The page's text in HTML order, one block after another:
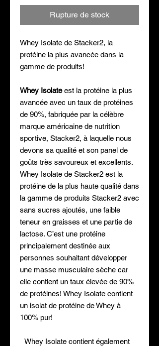
Rupture de stock
Whey Isolate de Stacker2, la
protéine la plus avancée dans la
gamme de produits!
Whey Isolateest la protéine la plus
avancée avec un taux de protéines
de 90%, fabriquée par la célèbre
marque américaine de nutrition
sportive, Stacker2, à laquelle nous
devons sa qualité et son panel de
goûts très savoureux et excellents.
Whey Isolate de Stacker2 est la
protéine de la plus haute qualité dans
la gamme de produits Stacker2 avec
sans sucres ajoutés, une faible
teneur en graisses et une partie de
lactose. C’est une protéine
principalement destinée aux
personnes souhaitant développer
une masse musculaire sèche car
elle contient un taux élevée de 90%
de protéines! Whey Isolate contient
un isolat de protéine de Whey à
100% pur!
Whey Isolate contient également